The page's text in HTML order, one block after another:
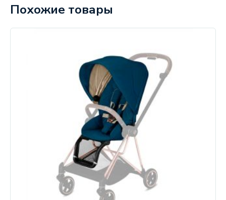
Похожие товары